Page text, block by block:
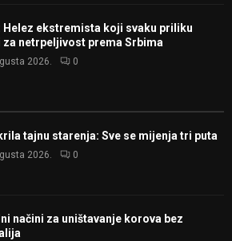
Helez ekstremista koji svaku priliku
za netrpeljivost prema Srbima
2026. 0
tajnu starenja: Sve se mijenja tri puta
2026. 0
načini za uništavanje korova bez